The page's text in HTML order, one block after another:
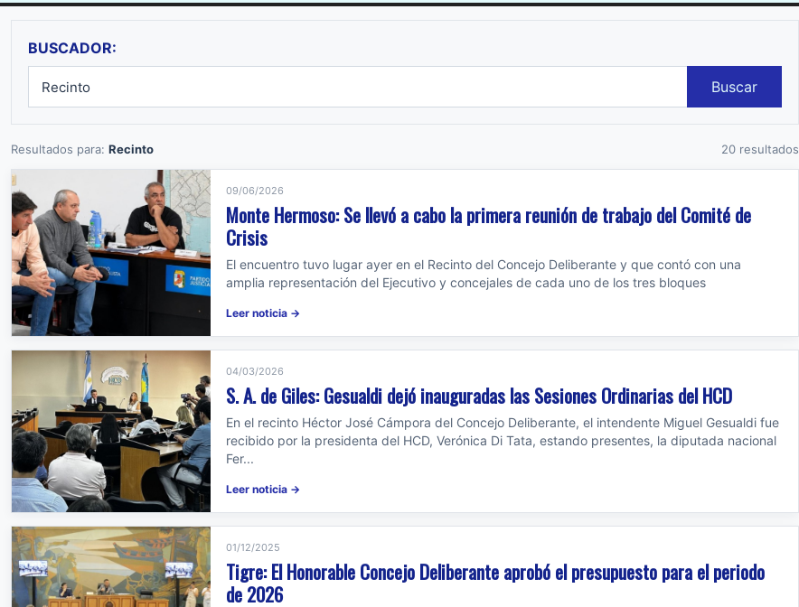
BUSCADOR:
Buscar
Resultados para: Recinto 20 resultados
09/06/2026
Monte Hermoso: Se llevó a cabo la primera reunión de trabajo del Comité de
Crisis
El encuentro tuvo lugar ayer en el Recinto del Concejo Deliberante y que contó con una
amplia representación del Ejecutivo y concejales de cada uno de los tres bloques
Leer noticia →
04/03/2026
S. A. de Giles: Gesualdi dejó inauguradas las Sesiones Ordinarias del HCD
En el recinto Héctor José Cámpora del Concejo Deliberante, el intendente Miguel Gesualdi fue
recibido por la presidenta del HCD, Verónica Di Tata, estando presentes, la diputada nacional
Fer...
Leer noticia →
01/12/2025
Tigre: El Honorable Concejo Deliberante aprobó el presupuesto para el periodo
de 2026